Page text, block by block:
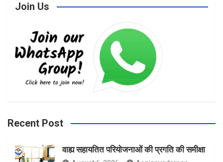
o g e
Join Us
Recent Post
वाह्य सहायतित परियोजनाओं की प्रगति की समीक्षा